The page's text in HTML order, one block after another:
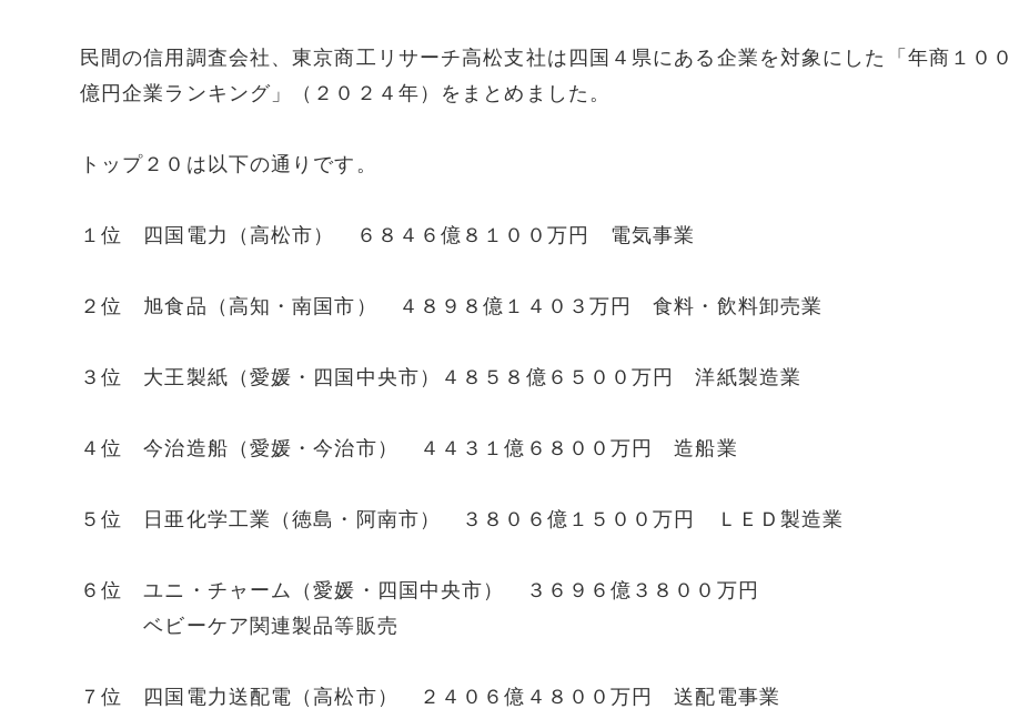
民間の信用調査会社、東京商工リサーチ高松支社は四国４県にある企業を対象にした「年商１００
億円企業ランキング」（２０２４年）をまとめました。
トップ２０は以下の通りです。
１位 四国電力（高松市） ６８４６億８１００万円 電気事業
２位 旭食品（高知・南国市） ４８９８億１４０３万円 食料・飲料卸売業
３位 大王製紙（愛媛・四国中央市）４８５８億６５００万円 洋紙製造業
４位 今治造船（愛媛・今治市） ４４３１億６８００万円 造船業
５位 日亜化学工業（徳島・阿南市） ３８０６億１５００万円 ＬＥＤ製造業
６位 ユニ・チャーム（愛媛・四国中央市） ３６９６億３８００万円
ベビーケア関連製品等販売
７位 四国電力送配電（高松市） ２４０６億４８００万円 送配電事業